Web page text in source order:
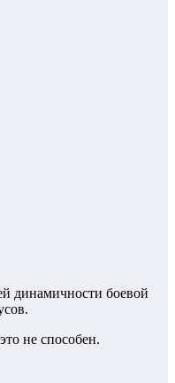
динамичности боевой
не способен.